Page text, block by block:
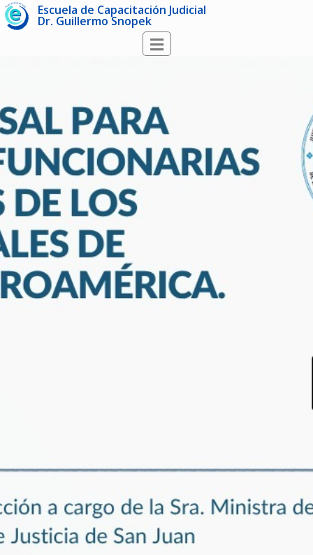
Escuela de Capacitación Judicial
Dr. Guillermo Snopek